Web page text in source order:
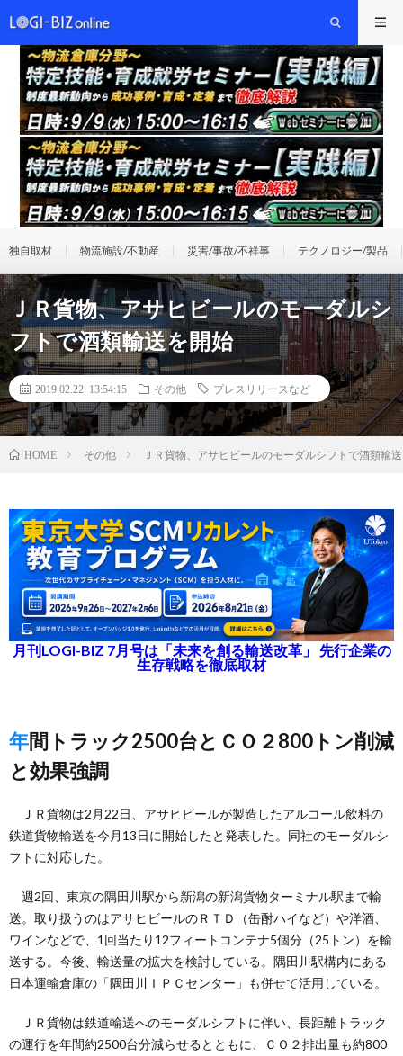
独自取材 物流施設/不動産 災害/事故/不祥事 テクノロジー/製品
ＪＲ貨物、アサヒビールのモーダルシ
フトで酒類輸送を開始
2019.02.22 13:54:15 その他 プレスリリースなど
HOME その他 ＪＲ貨物、アサヒビールのモーダルシフトで酒類輸
月刊LOGI-BIZ 7月号は「未来を創る輸送改革」 先行企業の
生存戦略を徹底取材
年間トラック2500台とＣＯ２800トン削減
と効果強調
ＪＲ貨物は2月22日、アサヒビールが製造したアルコール飲料の
鉄道貨物輸送を今月13日に開始したと発表した。同社のモーダルシ
フトに対応した。
週2回、東京の隅田川駅から新潟の新潟貨物ターミナル駅まで輸
送。取り扱うのはアサヒビールのＲＴＤ（缶酎ハイなど）や洋酒、
ワインなどで、1回当たり12フィートコンテナ5個分（25トン）を輸
送する。今後、輸送量の拡大を検討している。隅田川駅構内にある
日本運輸倉庫の「隅田川ＩＰＣセンター」も併せて活用している。
ＪＲ貨物は鉄道輸送へのモーダルシフトに伴い、長距離トラック
の運行を年間約2500台分減らせるとともに、ＣＯ２排出量も約800